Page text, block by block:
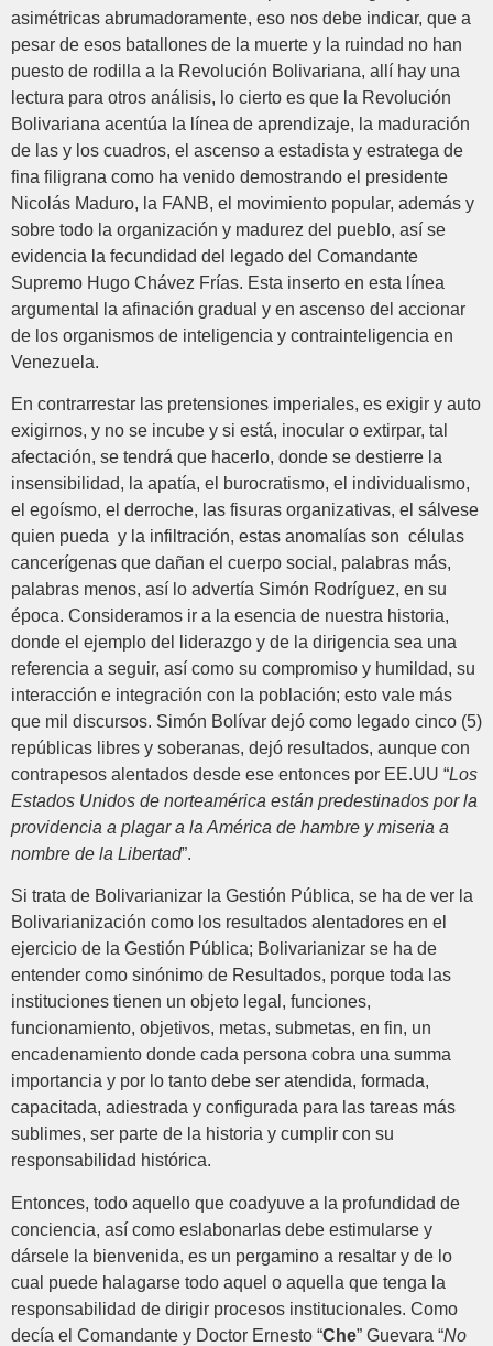
asimétricas abrumadoramente, eso nos debe indicar, que a
pesar de esos batallones de la muerte y la ruindad no han
puesto de rodilla a la Revolución Bolivariana, allí hay una
lectura para otros análisis, lo cierto es que la Revolución
Bolivariana acentúa la línea de aprendizaje, la maduración
de las y los cuadros, el ascenso a estadista y estratega de
fina filigrana como ha venido demostrando el presidente
Nicolás Maduro, la FANB, el movimiento popular, además y
sobre todo la organización y madurez del pueblo, así se
evidencia la fecundidad del legado del Comandante
Supremo Hugo Chávez Frías. Esta inserto en esta línea
argumental la afinación gradual y en ascenso del accionar
de los organismos de inteligencia y contrainteligencia en
Venezuela.
En contrarrestar las pretensiones imperiales, es exigir y auto
exigirnos, y no se incube y si está, inocular o extirpar, tal
afectación, se tendrá que hacerlo, donde se destierre la
insensibilidad, la apatía, el burocratismo, el individualismo,
el egoísmo, el derroche, las fisuras organizativas, el sálvese
quien pueda y la infiltración, estas anomalías son células
cancerígenas que dañan el cuerpo social, palabras más,
palabras menos, así lo advertía Simón Rodríguez, en su
época. Consideramos ir a la esencia de nuestra historia,
donde el ejemplo del liderazgo y de la dirigencia sea una
referencia a seguir, así como su compromiso y humildad, su
interacción e integración con la población; esto vale más
que mil discursos. Simón Bolívar dejó como legado cinco (5)
repúblicas libres y soberanas, dejó resultados, aunque con
contrapesos alentados desde ese entonces por EE.UU “Los
Estados Unidos de norteamérica están predestinados por la
providencia a plagar a la América de hambre y miseria a
nombre de la Libertad”.
Si trata de Bolivarianizar la Gestión Pública, se ha de ver la
Bolivarianización como los resultados alentadores en el
ejercicio de la Gestión Pública; Bolivarianizar se ha de
entender como sinónimo de Resultados, porque toda las
instituciones tienen un objeto legal, funciones,
funcionamiento, objetivos, metas, submetas, en fin, un
encadenamiento donde cada persona cobra una summa
importancia y por lo tanto debe ser atendida, formada,
capacitada, adiestrada y configurada para las tareas más
sublimes, ser parte de la historia y cumplir con su
responsabilidad histórica.
Entonces, todo aquello que coadyuve a la profundidad de
conciencia, así como eslabonarlas debe estimularse y
dársele la bienvenida, es un pergamino a resaltar y de lo
cual puede halagarse todo aquel o aquella que tenga la
responsabilidad de dirigir procesos institucionales. Como
decía el Comandante y Doctor Ernesto “Che” Guevara “No